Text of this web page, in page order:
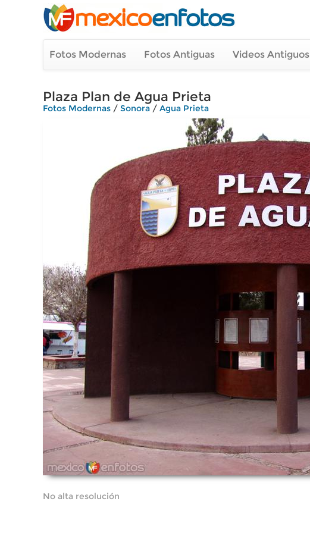
Fotos Modernas Fotos Antiguas Videos Antiguos
Plaza Plan de Agua Prieta
Fotos Modernas / Sonora / Agua Prieta
No alta resolución